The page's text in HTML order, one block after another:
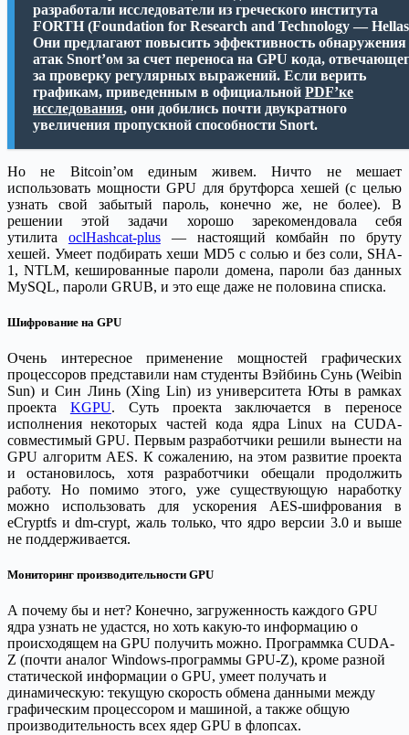
разработали исследователи из греческого института
FORTH (Foundation for Research and Technology —
Они предлагают повысить эффективность обнаружения
атак Snort’ом за счет переноса на GPU кода,
за проверку регулярных выражений. Если верить
графикам, приведенным в официальной PDF’ке
исследования, они добились почти двукратного
увеличения пропускной способности Snort.
Но не Bitcoin’ом единым живем. Ничто не мешает
использовать мощности GPU для брутфорса хешей (с целью
узнать свой забытый пароль, конечно же, не более). В
решении этой задачи хорошо зарекомендовала себя
утилита oclHashcat-plus— настоящий комбайн по бруту
хешей. Умеет подбирать хеши MD5 с солью и без соли, SHA-
1, NTLM, кешированные пароли домена, пароли баз данных
MySQL, пароли GRUB, и это еще даже не половина списка.
Шифрование на GPU
Очень интересное применение мощностей графических
процессоров представили нам студенты Вэйбинь Сунь (Weibin
Sun) и Син Линь (Xing Lin) из университета Юты в рамках
проекта KGPU. Суть проекта заключается в переносе
исполнения некоторых частей кода ядра Linux на CUDA-
совместимый GPU. Первым разработчики решили вынести на
GPU алгоритм AES. К сожалению, на этом развитие проекта
и остановилось, хотя разработчики обещали продолжить
работу. Но помимо этого, уже существующую наработку
можно использовать для ускорения AES-шифрования в
eCryptfs и dm-crypt, жаль только, что ядро версии 3.0 и выше
не поддерживается.
Мониторинг производительности GPU
А почему бы и нет? Конечно, загруженность каждого GPU
ядра узнать не удастся, но хоть какую-то информацию о
происходящем на GPU получить можно. Программка CUDA-
Z (почти аналог Windows-программы GPU-Z), кроме разной
статической информации о GPU, умеет получать и
динамическую: текущую скорость обмена данными между
графическим процессором и машиной, а также общую
производительность всех ядер GPU в флопсах.